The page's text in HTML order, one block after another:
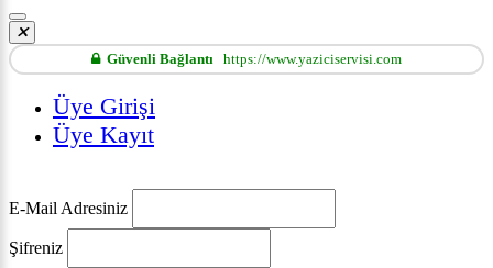
Güvenli Bağlantı https://www.yaziciservisi.com
Üye Girişi
Üye Kayıt
E-Mail Adresiniz
Şifreniz